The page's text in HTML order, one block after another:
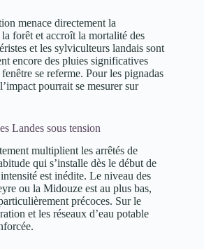
menace directement la
forêt et accroît la mortalité des
et les sylviculteurs landais sont
encore des pluies significatives
se referme. Pour les pignadas
pourrait se mesurer sur
Landes sous tension
multiplient les arrêtés de
qui s’installe dès le début de
est inédite. Le niveau des
ou la Midouze est au plus bas,
précoces. Sur le
et les réseaux d’eau potable